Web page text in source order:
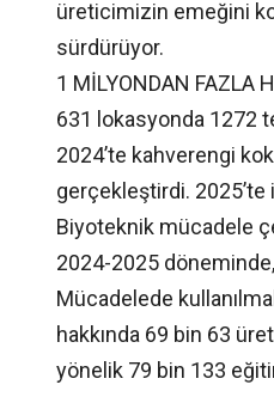
üreticimizin emeğini
sürdürüyor.
1 MİLYONDAN FAZLA
631 lokasyonda 1272
2024’te kahverengi
gerçekleştirdi. 2025’te
Biyoteknik mücadele
2024-2025
Mücadelede
hakkında 69 bin 63
yönelik 79 bin 133